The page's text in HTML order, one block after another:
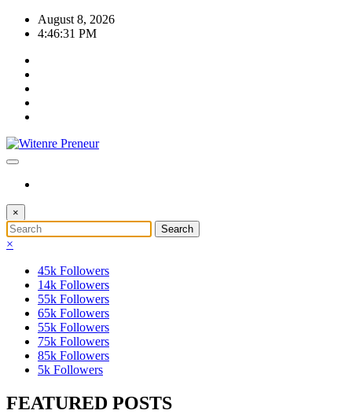
Skip
August 8, 2026
4:46:32 PM
×
×
45k Followers
14k Followers
55k Followers
65k Followers
55k Followers
75k Followers
85k Followers
5k Followers
FEATURED POSTS